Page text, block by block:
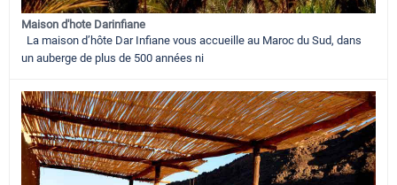
Maison d'hote Darinfiane
La maison d’hôte Dar Infiane vous accueille au Maroc du Sud, dans
un auberge de plus de 500 années ni